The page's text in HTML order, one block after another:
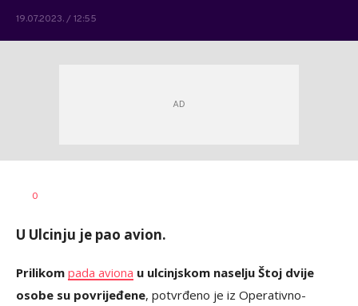
19.07.2023. / 12:55
AUTOR
0
U Ulcinju je pao avion.
Prilikom pada aviona u ulcinjskom naselju Štoj dvije
osobe su povrijeđene, potvrđeno je iz Operativno-